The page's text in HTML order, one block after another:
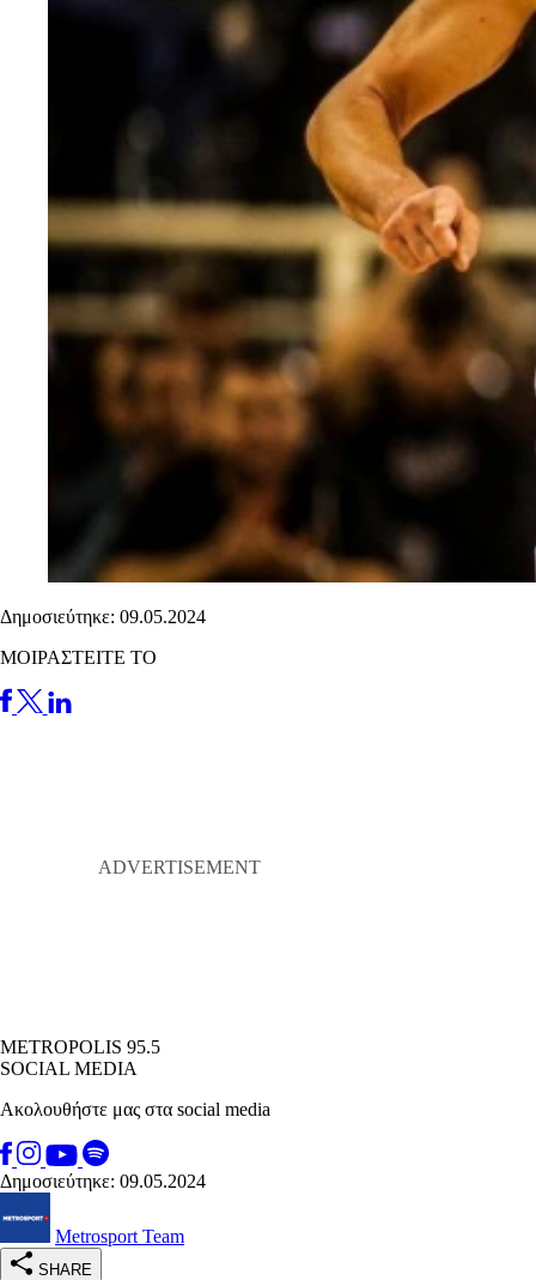
Δημοσιεύτηκε: 09.05.2024
ΜΟΙΡΑΣΤΕΙΤΕ ΤΟ
METROPOLIS 95.5
SOCIAL MEDIA
Ακολουθήστε μας στα social media
Δημοσιεύτηκε: 09.05.2024
Metrosport Team
SHARE